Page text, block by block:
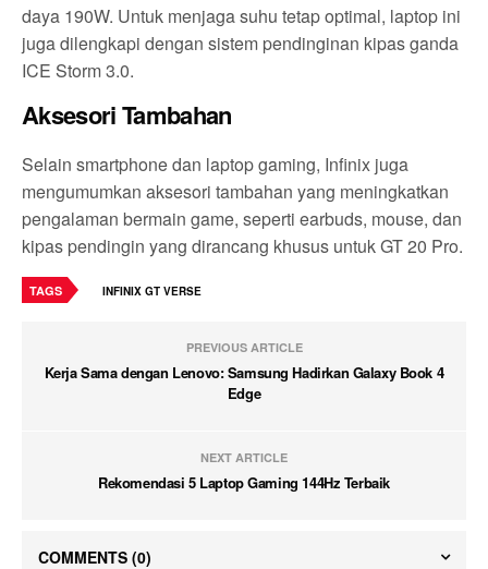
daya 190W. Untuk menjaga suhu tetap optimal, laptop ini
juga dilengkapi dengan sistem pendinginan kipas ganda
ICE Storm 3.0.
Aksesori Tambahan
Selain smartphone dan laptop gaming, Infinix juga
mengumumkan aksesori tambahan yang meningkatkan
pengalaman bermain game, seperti earbuds, mouse, dan
kipas pendingin yang dirancang khusus untuk GT 20 Pro.
TAGS INFINIX GT VERSE
PREVIOUS ARTICLE
Kerja Sama dengan Lenovo: Samsung Hadirkan Galaxy Book 4
Edge
NEXT ARTICLE
Rekomendasi 5 Laptop Gaming 144Hz Terbaik
COMMENTS (0)